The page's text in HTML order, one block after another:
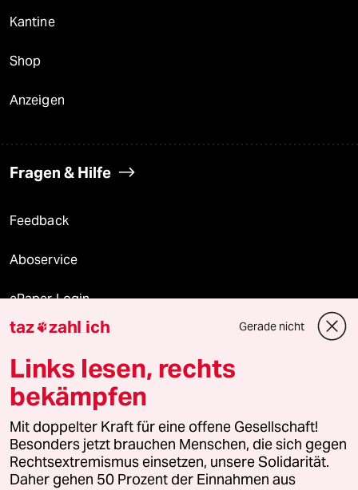
Kantine
Shop
Anzeigen
Fragen & Hilfe
Feedback
Aboservice
ePaper Login
Downloads für Abonnierende
© 2026 taz Verlags und Vertriebs GmbH
Alle Rechte vorbehalten. Bei rechtlichen Fragen oder für Genehmigungen
wenden Sie sich bitte an lizenzen@taz.de
Feedback Redaktionsstatut Kommune-Richtlinien
taz zahl ich Gerade nicht
Links lesen, rechts
bekämpfen
Mit doppelter Kraft für eine offene Gesellschaft!
Besonders jetzt brauchen Menschen, die sich gegen
Rechtsextremismus einsetzen, unsere Solidarität.
Daher gehen 50 Prozent der Einnahmen aus